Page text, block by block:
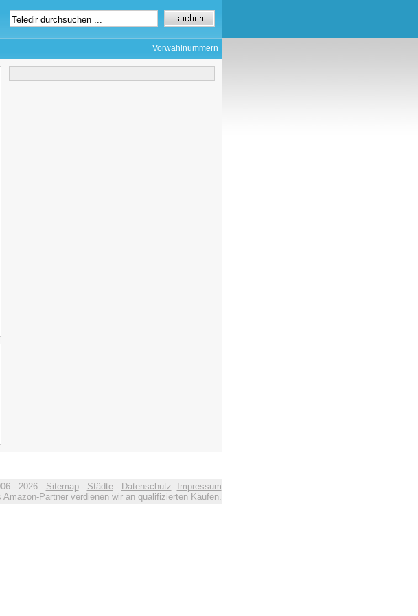
Vorwahlnummern
- 2026 - Sitemap- Städte- Datenschutz- Impressum
Amazon-Partner verdienen wir an qualifizierten Käufen.